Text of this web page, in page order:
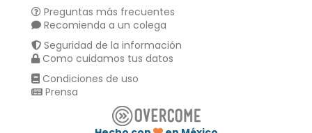
Preguntas más frecuentes
Recomienda a un colega
Seguridad de la información
Como cuidamos tus datos
Condiciones de uso
Prensa